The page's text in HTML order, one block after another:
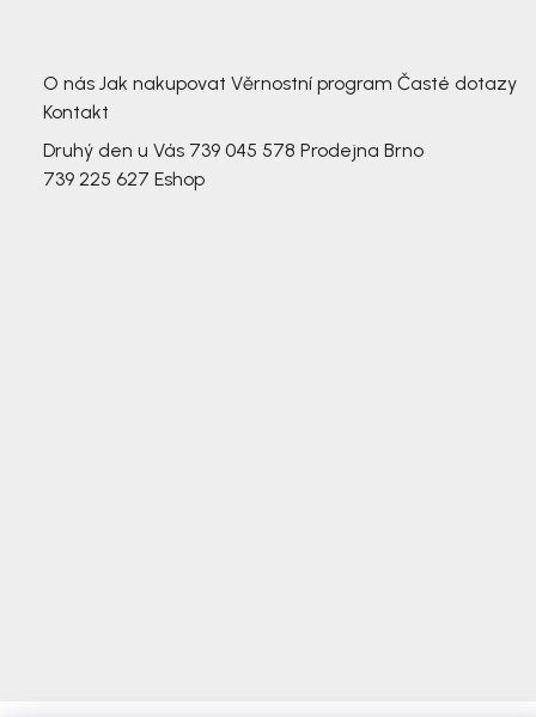
O nás Jak nakupovat Věrnostní program Časté dotazy
Kontakt
Druhý den u Vás 739 045 578 Prodejna Brno
739 225 627 Eshop